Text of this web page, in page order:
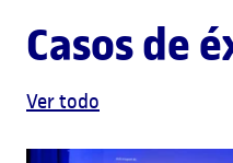
Casos de
Ver todo